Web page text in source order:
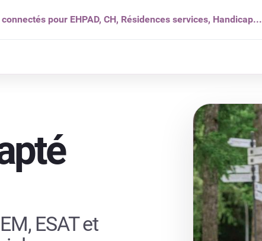
pour EHPAD, CH, Résidences services, Handicap...
ESAT et